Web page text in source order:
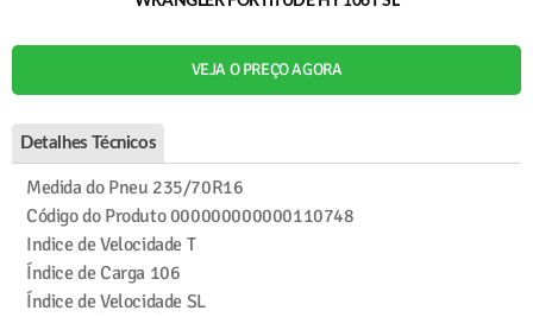
VEJA O PREÇO AGORA
Detalhes Técnicos
Medida do Pneu 235/70R16
Código do Produto000000000000110748
Indice de Velocidade T
Índice de Carga 106
Índice de Velocidade SL